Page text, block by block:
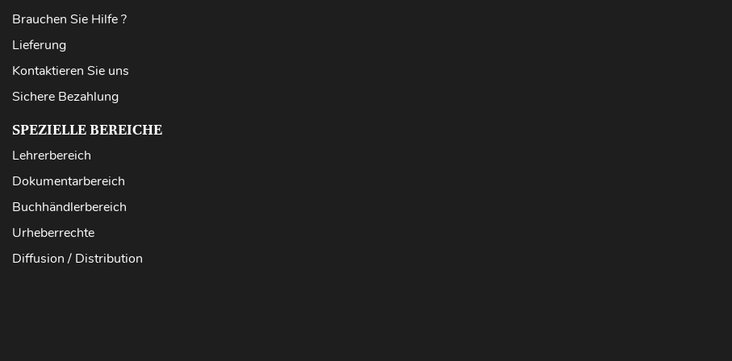
Brauchen Sie Hilfe ?
Lieferung
Kontaktieren Sie uns
Sichere Bezahlung
SPEZIELLE BEREICHE
Lehrerbereich
Dokumentarbereich
Buchhändlerbereich
Urheberrechte
Diffusion / Distribution